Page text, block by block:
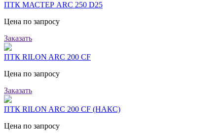
ПТК МАСТЕР ARC 250 D25
Цена по запросу
Заказать
ПТК RILON ARC 200 CF
Цена по запросу
Заказать
ПТК RILON ARC 200 CF (НАКС)
Цена по запросу